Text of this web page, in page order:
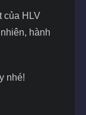
của HLV
hành
nhé!